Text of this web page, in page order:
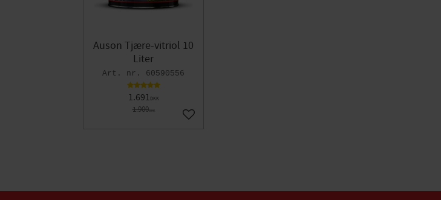
Auson Tjære-vitriol 10
Liter
60590556
1.691DKK
1.900DKK
Gem som favorit